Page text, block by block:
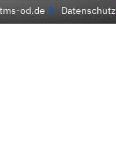
od.de Datenschutz